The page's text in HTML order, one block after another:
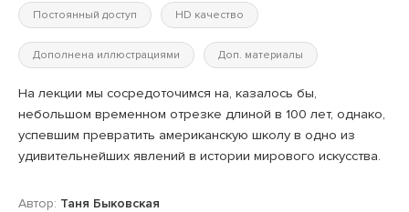
Постоянный доступ HD качество
Дополнена иллюстрациями Доп. материалы
На лекции мы сосредоточимся на, казалось бы,
небольшом временном отрезке длиной в 100 лет, однако,
успевшим превратить американскую школу в одно из
удивительнейших явлений в истории мирового искусства.
Автор: Таня Быковская